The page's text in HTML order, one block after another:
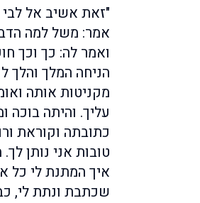
"זאת אשיב אל לבי
אמר: משל למה
ואמר לה: כך וכך
הניחה המלך והלך
מקניטות אותה
עליך. והיתה בוכה
כתובתה וקוראת
טובות אני נותן
איך המתנת לי כל
שכתבת ונתת לי,